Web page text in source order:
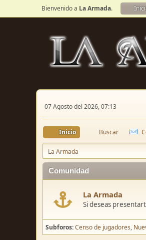
Bienvenido a La Armada.
07 Agosto del 2026, 07:13
Inicio Buscar
La Armada
Comunidad
La Armada
Si deseas
Subforos Censo de jugadores